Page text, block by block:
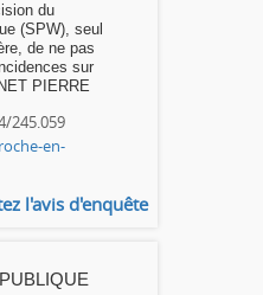
du
(SPW), seul
de ne pas
sur
PIERRE
245.059
en-
l'avis d'enquête